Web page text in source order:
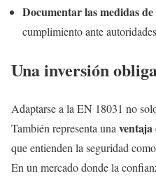
Documentar las medidas
cumplimiento ante
Una inversión
Adaptarse a la EN 18031 no
También representa una
que entienden la seguridad
En un mercado donde la